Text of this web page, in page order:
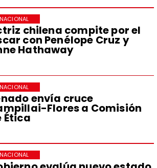
chilena compite por el
con Penélope Cruz y
Hathaway
NACIONAL
envía cruce
Flores a Comisión
Ética
NACIONAL
NACIONAL